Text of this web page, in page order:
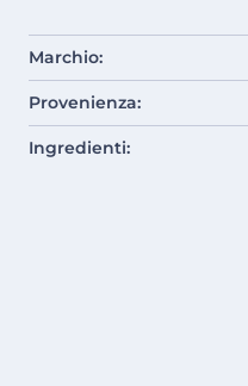
Marchio:
Provenienza:
Ingredienti: